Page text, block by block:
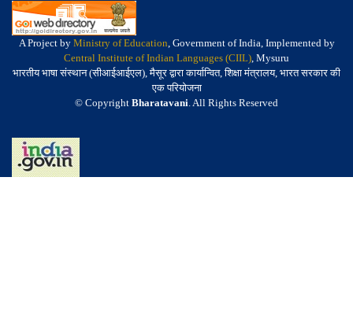
A Project by Ministry of Education, Government of India, Implemented by
Central Institute of Indian Languages (CIIL), Mysuru
भारतीय भाषा संस्थान (सीआईआईएल), मैसूर द्वारा कार्यान्वित, शिक्षा मंत्रालय, भारत सरकार की
एक परियोजना
© Copyright Bharatavani. All Rights Reserved